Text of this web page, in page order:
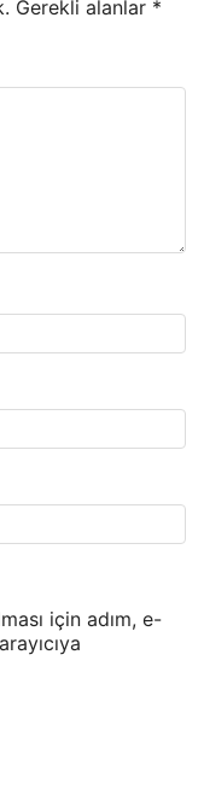
Gerekli alanlar *
için adım, e-